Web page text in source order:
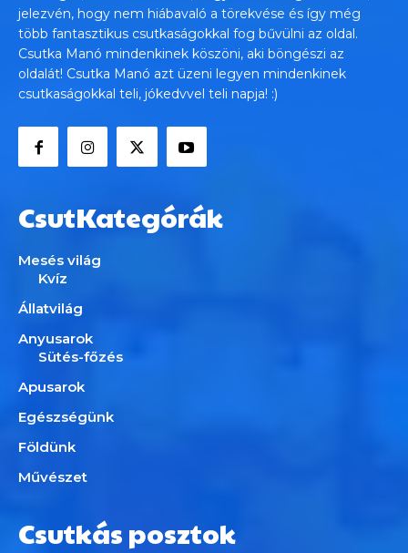
jelezvén, hogy nem hiábavaló a törekvése és így még
több fantasztikus csutkaságokkal fog bűvülni az oldal.
Csutka Manó mindenkinek köszöni, aki böngészi az
oldalát! Csutka Manó azt üzeni legyen mindenkinek
csutkaságokkal teli, jókedvvel teli napja! :)
CsutKategórák
Mesés világ
Kvíz
Állatvilág
Anyusarok
Sütés-főzés
Apusarok
Egészségünk
Földünk
Művészet
Csutkás posztok